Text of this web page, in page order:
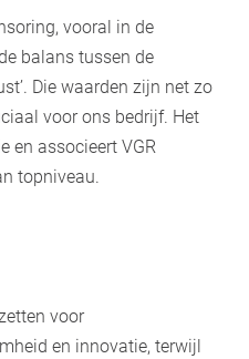
vooral in de
balans tussen de
Die waarden zijn net zo
voor ons bedrijf. Het
en associeert VGR
topniveau.
voor
en innovatie, terwijl